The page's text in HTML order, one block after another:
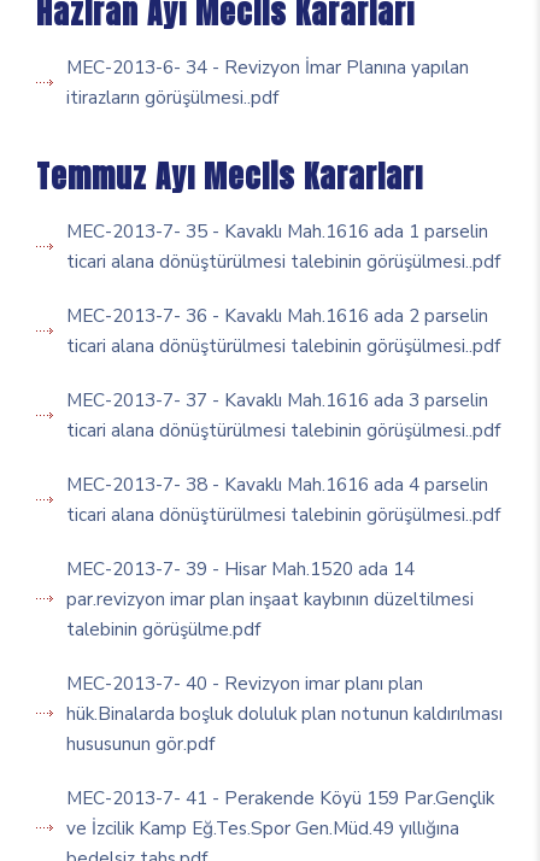
Haziran Ayı Meclis Kararları
MEC-2013-6- 34 - Revizyon İmar Planına yapılan
itirazların görüşülmesi..pdf
Temmuz Ayı Meclis Kararları
MEC-2013-7- 35 - Kavaklı Mah.1616 ada 1 parselin
ticari alana dönüştürülmesi talebinin görüşülmesi..pdf
MEC-2013-7- 36 - Kavaklı Mah.1616 ada 2 parselin
ticari alana dönüştürülmesi talebinin görüşülmesi..pdf
MEC-2013-7- 37 - Kavaklı Mah.1616 ada 3 parselin
ticari alana dönüştürülmesi talebinin görüşülmesi..pdf
MEC-2013-7- 38 - Kavaklı Mah.1616 ada 4 parselin
ticari alana dönüştürülmesi talebinin görüşülmesi..pdf
MEC-2013-7- 39 - Hisar Mah.1520 ada 14
par.revizyon imar plan inşaat kaybının düzeltilmesi
talebinin görüşülme.pdf
MEC-2013-7- 40 - Revizyon imar planı plan
hük.Binalarda boşluk doluluk plan notunun kaldırılması
hususunun gör.pdf
MEC-2013-7- 41 - Perakende Köyü 159 Par.Gençlik
ve İzcilik Kamp Eğ.Tes.Spor Gen.Müd.49 yıllığına